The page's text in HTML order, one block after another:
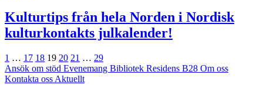
Kulturtips från hela Norden i Nordisk
kulturkontakts julkalender!
Föregående
Sida
1 … Sida
17 Sida
18 Sida
19 Sida
20 Sida
21 … Sida
29Nästa
Ansök om stöd Evenemang Bibliotek Residens B28 Om oss
Kontakta oss Aktuellt